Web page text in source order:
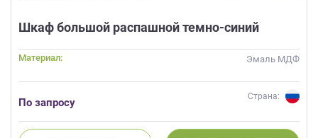
Шкаф большой распашной темно-синий
Материал: Эмаль МДФ
По запросу
Страна: